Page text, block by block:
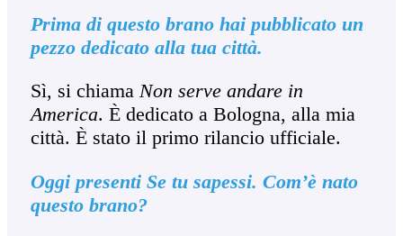
Prima di questo brano hai pubblicato un
pezzo dedicato alla tua città.
Sì, si chiama Non serve andare in
America. È dedicato a Bologna, alla mia
città. È stato il primo rilancio ufficiale.
Oggi presenti Se tu sapessi. Com’è nato
questo brano?